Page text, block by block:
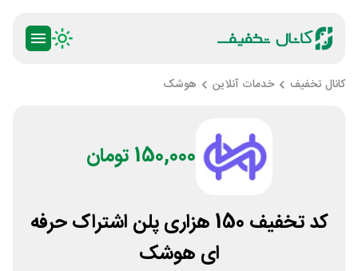
کانال تخفیف خدمات آنلاین هوشک
150,000 تومان
کد تخفیف 150 هزاری پلن اشتراک حرفه
ای هوشک